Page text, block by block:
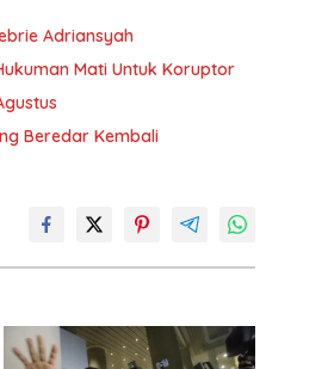
Adriansyah
Mati Untuk Koruptor
Beredar Kembali